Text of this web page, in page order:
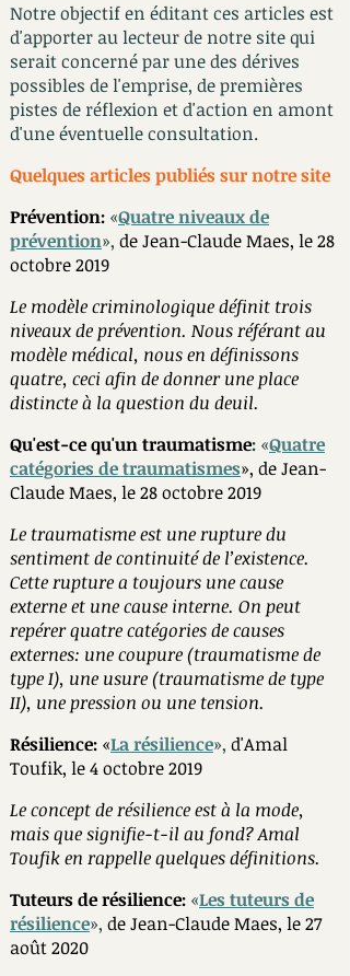
Notre objectif en éditant ces articles est
d'apporter au lecteur de notre site qui
serait concerné par une des dérives
possibles de l'emprise, de premières
pistes de réflexion et d'action en amont
d'une éventuelle consultation.
Quelques articles publiés sur notre site
Prévention: «Quatre niveaux de
prévention», de Jean-Claude Maes, le 28
octobre 2019​
Le modèle criminologique définit trois
niveaux de prévention. Nous référant au
modèle médical, nous en définissons
quatre, ceci afin de donner une place
distincte à la question du deuil.
Qu'est-ce qu'un traumatisme: «Quatre
catégories de traumatismes», de Jean-
Claude Maes, le 28 octobre 2019
Le traumatisme est une rupture du
sentiment de continuité de l’existence.
Cette rupture a toujours une cause
externe et une cause interne. On peut
repérer quatre catégories de causes
externes: une coupure (traumatisme de
type I), une usure (traumatisme de type
II), une pression ou une tension.
Résilience: «La résilience», d'Amal
Toufik, le 4 octobre 2019
Le concept de résilience est à la mode,
mais que signifie-t-il au fond? Amal
Toufik en rappelle quelques définitions.
Tuteurs de résilience: «Les tuteurs de
résilience», de Jean-Claude Maes, le 27
août 2020